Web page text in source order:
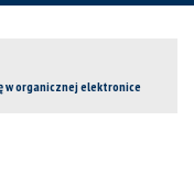
w organicznej elektronice